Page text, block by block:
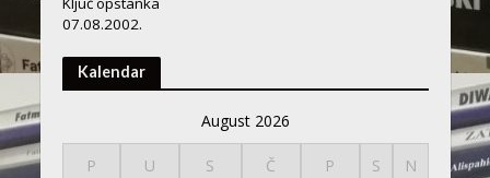
07.08.2002.
Kalendar
August 2026
P U S Č P S N